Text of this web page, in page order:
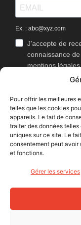
Pour offrir les meilleures
telles que les cookies
appareils. Le fait de
traiter des données
uniques sur ce site. Le
consentement peut
et fonctions.
Gérer les services
Ex. : abc@xyz.com
J'accepte de
connaissance
mentions
Vous pouvez vous
J'accepte que
newsletters afin
S'INSCRIRE